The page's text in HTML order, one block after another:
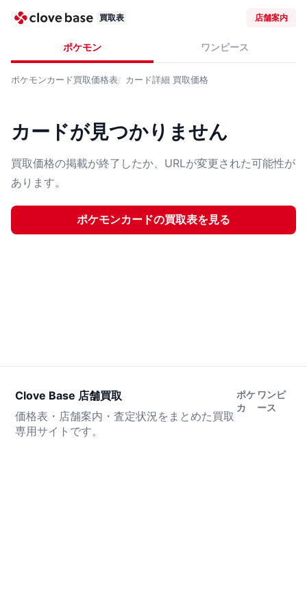
買取表 店舗案内
ポケモン ワンピース
ポケモンカード買取価格表 カード詳細 買取価格
カードが見つかりません
買取価格の掲載が終了したか、URLが変更された可能性が
あります。
ポケモンカードの買取表を見る
Clove Base 店舗買取
価格表・店舗案内・査定状況をまとめた買取
専用サイトです。
ポケ
カ
ワンピ
ース